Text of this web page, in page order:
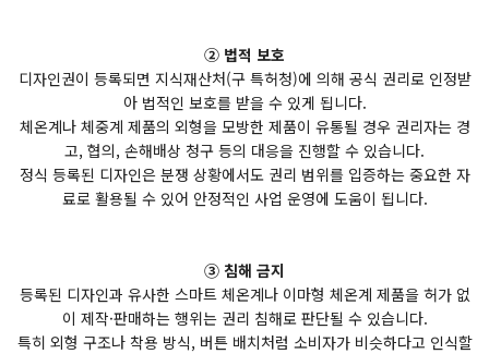
② 법적 보호
디자인권이 등록되면 지식재산처(구 특허청)에 의해 공식 권리로 인정받
아 법적인 보호를 받을 수 있게 됩니다.
체온계나 체중계 제품의 외형을 모방한 제품이 유통될 경우 권리자는 경
고, 협의, 손해배상 청구 등의 대응을 진행할 수 있습니다.
정식 등록된 디자인은 분쟁 상황에서도 권리 범위를 입증하는 중요한 자
료로 활용될 수 있어 안정적인 사업 운영에 도움이 됩니다.
③ 침해 금지
등록된 디자인과 유사한 스마트 체온계나 이마형 체온계 제품을 허가 없
이 제작·판매하는 행위는 권리 침해로 판단될 수 있습니다.
특히 외형 구조나 착용 방식, 버튼 배치처럼 소비자가 비슷하다고 인식할